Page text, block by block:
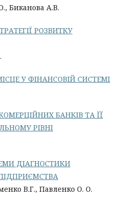
Биканова А.В.
РОЗВИТКУ
У ФІНАНСОВІЙ СИСТЕМІ
БАНКІВ ТА ЇЇ
РІВНІ
ДІАГНОСТИКИ
В.Г., Павленко О. О.